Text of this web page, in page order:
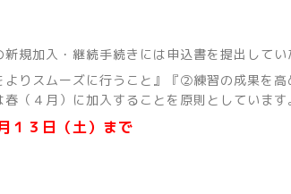
規加入・継続手続きには申込書を提出してい
りスムーズに行うこと』『②練習の成果を
（４月）に加入することを原則としています
３日（土）まで